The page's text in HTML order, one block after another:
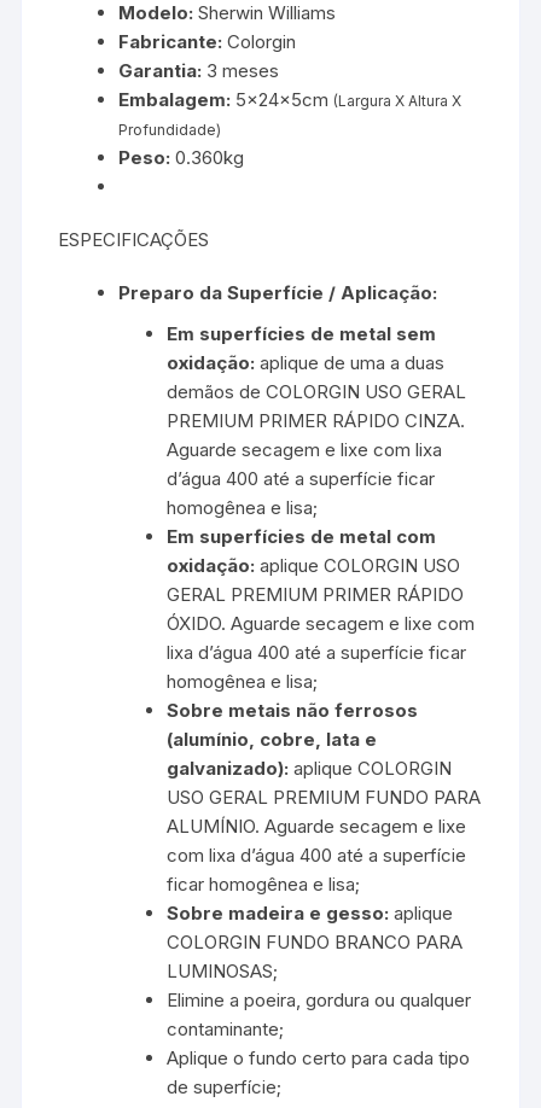
Modelo: Sherwin Williams
Fabricante: Colorgin
Garantia: 3 meses
Embalagem: 5x24x5cm (Largura X Altura X
Profundidade)
Peso: 0.360kg
ESPECIFICAÇÕES
Preparo da Superfície / Aplicação:
Em superfícies de metal sem
oxidação: aplique de uma a duas
demãos de COLORGIN USO GERAL
PREMIUM PRIMER RÁPIDO CINZA.
Aguarde secagem e lixe com lixa
d’água 400 até a superfície ficar
homogênea e lisa;
Em superfícies de metal com
oxidação: aplique COLORGIN USO
GERAL PREMIUM PRIMER RÁPIDO
ÓXIDO. Aguarde secagem e lixe com
lixa d’água 400 até a superfície ficar
homogênea e lisa;
Sobre metais não ferrosos
(alumínio, cobre, lata e
galvanizado): aplique COLORGIN
USO GERAL PREMIUM FUNDO PARA
ALUMÍNIO. Aguarde secagem e lixe
com lixa d’água 400 até a superfície
ficar homogênea e lisa;
Sobre madeira e gesso: aplique
COLORGIN FUNDO BRANCO PARA
LUMINOSAS;
Elimine a poeira, gordura ou qualquer
contaminante;
Aplique o fundo certo para cada tipo
de superfície;